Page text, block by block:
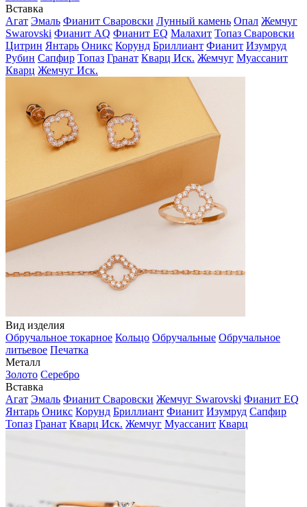
Вставка
Агат Эмаль Фианит Сваровски Лунный камень Опал Жемчуг
Swarovski Фианит AQ Фианит EQ Малахит Топаз Сваровски
Цитрин Янтарь Оникс Корунд Бриллиант Фианит Изумруд
Рубин Сапфир Топаз Гранат Кварц Иск. Жемчуг Муассанит
Кварц Жемчуг Иск.
Вид изделия
Обручальное токарное Кольцо Обручальные Обручальное
литьевое Печатка
Металл
Золото Серебро
Вставка
Агат Эмаль Фианит Сваровски Жемчуг Swarovski Фианит EQ
Янтарь Оникс Корунд Бриллиант Фианит Изумруд Сапфир
Топаз Гранат Кварц Иск. Жемчуг Муассанит Кварц